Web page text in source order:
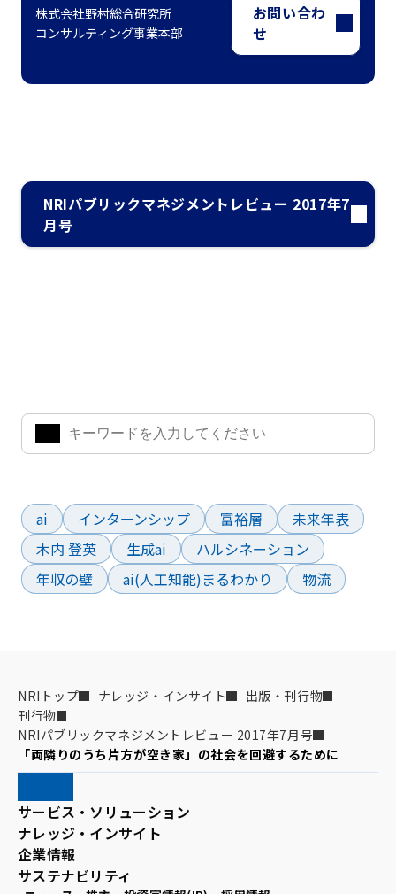
株式会社野村総合研究所
コンサルティング事業本部
お問い合わ
せ
NRIパブリックマネジメントレビュー 2017年7
月号
ai
インターンシップ 富裕層
未来年表
木内 登英
生成ai
ハルシネーション
年収の壁
ai(人工知能)まるわかり 物流
NRIトップ ナレッジ・インサイト
出版・刊行物
刊行物
NRIパブリックマネジメントレビュー 2017年7月号
「両隣りのうち片方が空き家」の社会を回避するために
サービス・ソリューション
ナレッジ・インサイト
企業情報
サステナビリティ